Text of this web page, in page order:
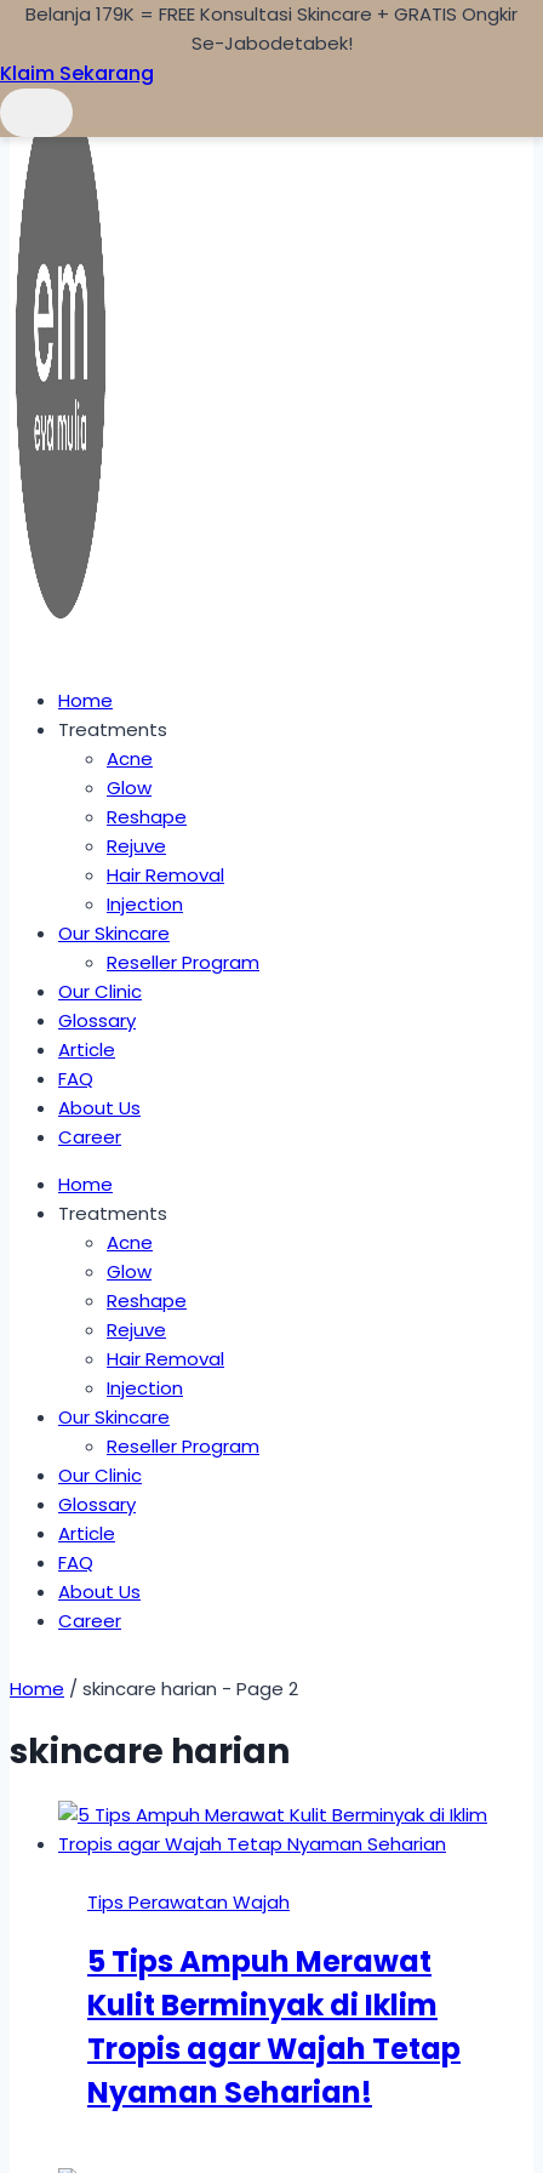
Skip to content
Home
Treatments
Acne
Glow
Reshape
Rejuve
Hair Removal
Injection
Our Skincare
Reseller Program
Our Clinic
Glossary
Article
FAQ
About Us
Career
Home
Treatments
Acne
Glow
Reshape
Rejuve
Hair Removal
Injection
Our Skincare
Reseller Program
Our Clinic
Glossary
Article
FAQ
About Us
Career
Home / skincare harian - Page 2
skincare harian
Tips Perawatan Wajah
5 Tips Ampuh Merawat
Kulit Berminyak di Iklim
Tropis agar Wajah Tetap
Nyaman Seharian!
Belanja 179K = FREE Konsultasi Skincare + GRATIS Ongkir
Se-Jabodetabek!
Klaim Sekarang